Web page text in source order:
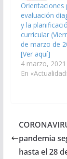
Orientaciones
evaluación
y la
curricular
de marzo de
[Ver aquí]
4 marzo, 2021
En
pandemia
hasta el 28